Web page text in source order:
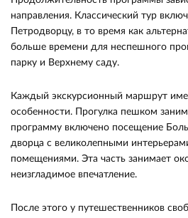
направления. Классический тур
Петродворцу, в то время как
больше времени для неспешного
парку и Верхнему саду.
Каждый экскурсионный маршрут
особенности. Прогулка пешком
программу включено посещение
дворца с великолепными
помещениями. Эта часть занимает
неизгладимое впечатление.
После этого у путешественников